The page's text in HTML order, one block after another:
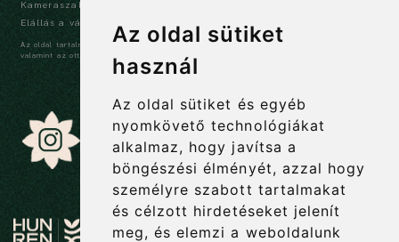
Az oldal sütiket
használ
Az oldal sütiket és egyéb
nyomkövető technológiákat
alkalmaz, hogy javítsa a
böngészési élményét, azzal hogy
személyre szabott tartalmakat
és célzott hirdetéseket jelenít
meg, és elemzi a weboldalunk
Kameraszabályzat és tájékoztató
Elállás a vásárlástól
Az oldal tartalma szerzői jogi védelem alatt áll, a tartalmak idézése során a forrás,
valamint az ott megjelölt szerző megnevezése kötelező -